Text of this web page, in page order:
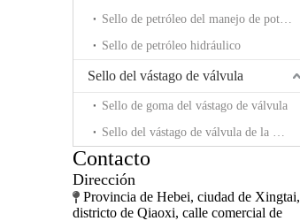
Sello de petróleo del manejo de potencia
Sello de petróleo hidráulico
Sello del vástago de válvula
Sello de goma del vástago de válvula
Sello del vástago de válvula de la motocicleta
Contacto
Dirección
 Provincia de Hebei, ciudad de Xingtai,
districto de Qiaoxi, calle comercial de